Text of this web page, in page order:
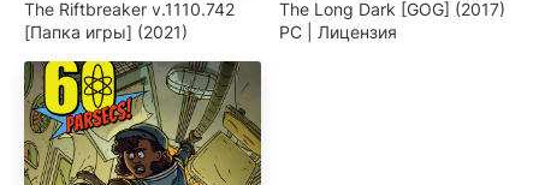
The Riftbreaker v.1110.742
[Папка игры] (2021)
The Long Dark [GOG] (2017)
PC | Лицензия